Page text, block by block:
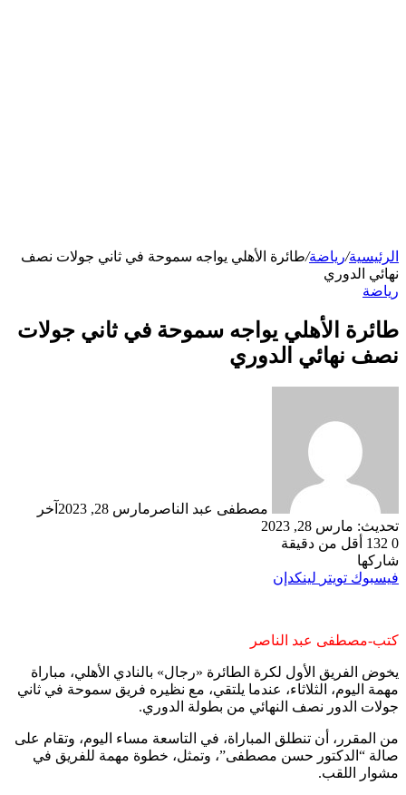
الرئيسية/رياضة/طائرة الأهلي يواجه سموحة في ثاني جولات نصف
نهائي الدوري
رياضة
طائرة الأهلي يواجه سموحة في ثاني جولات
نصف نهائي الدوري
مصطفى عبد الناصر مارس 28, 2023
آخر
تحديث: مارس 28, 2023
0
أقل من دقيقة
شاركها
فيسبوك تويتر لينكدإن
كتب-مصطفى عبد الناصر
يخوض الفريق الأول لكرة الطائرة «رجال» بالنادي الأهلي، مباراة
مهمة اليوم، الثلاثاء، عندما يلتقي، مع نظيره فريق سموحة في ثاني
جولات الدور نصف النهائي من بطولة الدوري.
من المقرر، أن تنطلق المباراة، في التاسعة مساء اليوم، وتقام على
صالة “الدكتور حسن مصطفى”، وتمثل، خطوة مهمة للفريق في
مشوار اللقب.